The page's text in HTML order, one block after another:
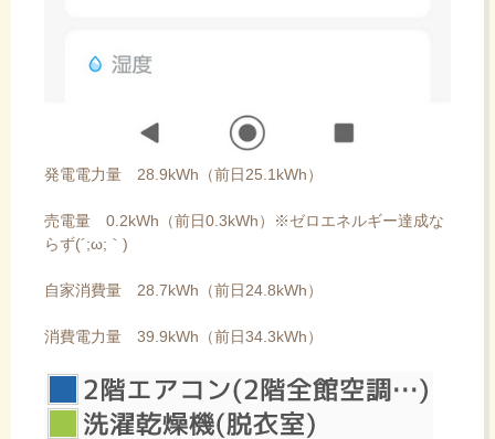
発電電力量 28.9kWh（前日25.1kWh）
売電量 0.2kWh（前日0.3kWh）※ゼロエネルギー達成な
らず(´;ω;｀)
自家消費量 28.7kWh（前日24.8kWh）
消費電力量 39.9kWh（前日34.3kWh）